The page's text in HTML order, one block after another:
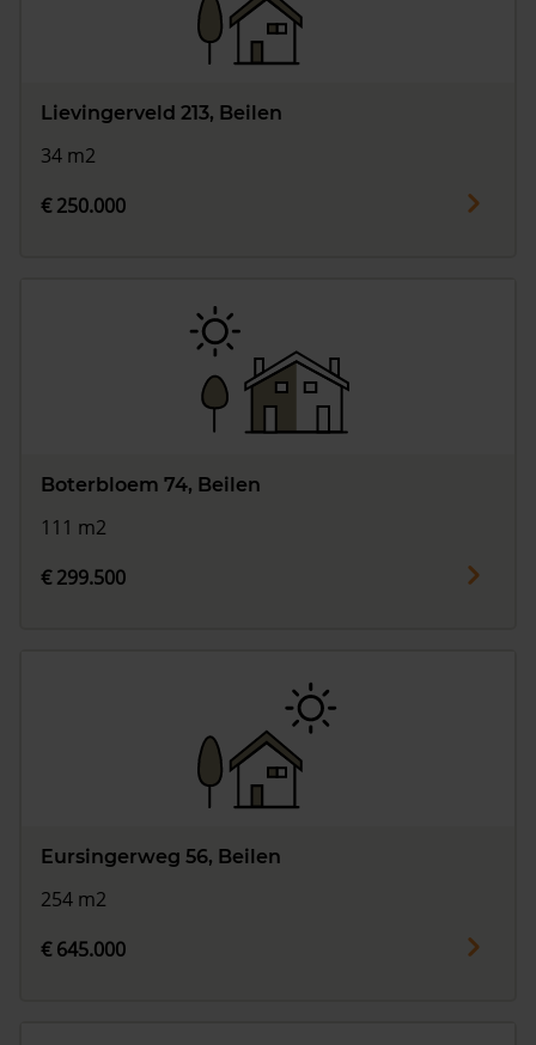
Lievingerveld 213, Beilen
34 m2
€ 250.000
Boterbloem 74, Beilen
111 m2
€ 299.500
Eursingerweg 56, Beilen
254 m2
€ 645.000